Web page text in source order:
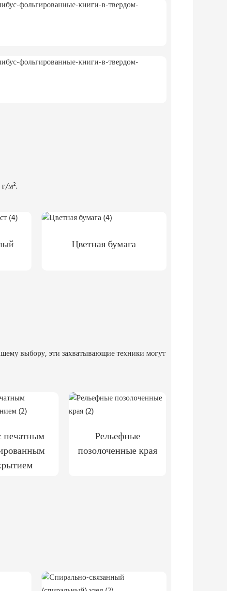
м².
Цветная бумага
выбору, эти захватывающие техники могут
печатным
Рельефные
позолоченные края